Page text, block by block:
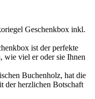
Geschenkbox inkl.
ist der perfekte
wie viel er oder sie Ihnen
Buchenholz, hat die
der herzlichen Botschaft